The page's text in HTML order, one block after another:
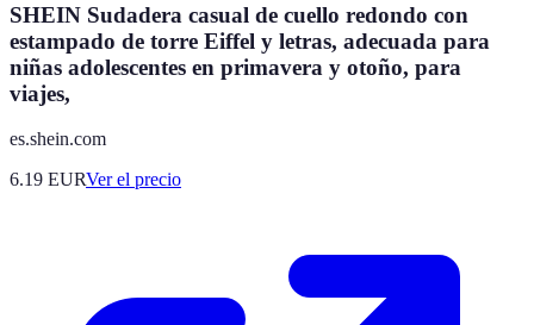
SHEIN Sudadera casual de cuello redondo con
estampado de torre Eiffel y letras, adecuada para
niñas adolescentes en primavera y otoño, para
viajes,
es.shein.com
6.19 EURVer el precio